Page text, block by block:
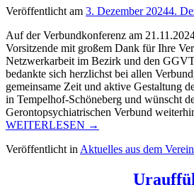
Veröffentlicht am 3. Dezember 20244.
Auf der Verbundkonferenz am
Vorsitzende mit großem Dank für Ihre
Netzwerkarbeit im Bezirk und den
bedankte sich herzlichst bei allen
gemeinsame Zeit und aktive Gestaltung
in Tempelhof-Schöneberg und wünscht
Gerontopsychiatrischen Verbund
WEITERLESEN „Verabschiedung
Ariane
→
Veröffentlicht in Aktuelles aus dem Verein